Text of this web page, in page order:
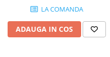
LA COMANDA
ADAUGA IN COS